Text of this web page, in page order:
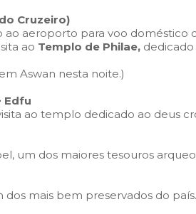
Cruzeiro)
ao aeroporto para voo doméstico
ao Templo de Philae,
Aswan nesta noite.)
Edfu
ao templo dedicado ao deus
um dos maiores tesouros
dos mais bem preservados do